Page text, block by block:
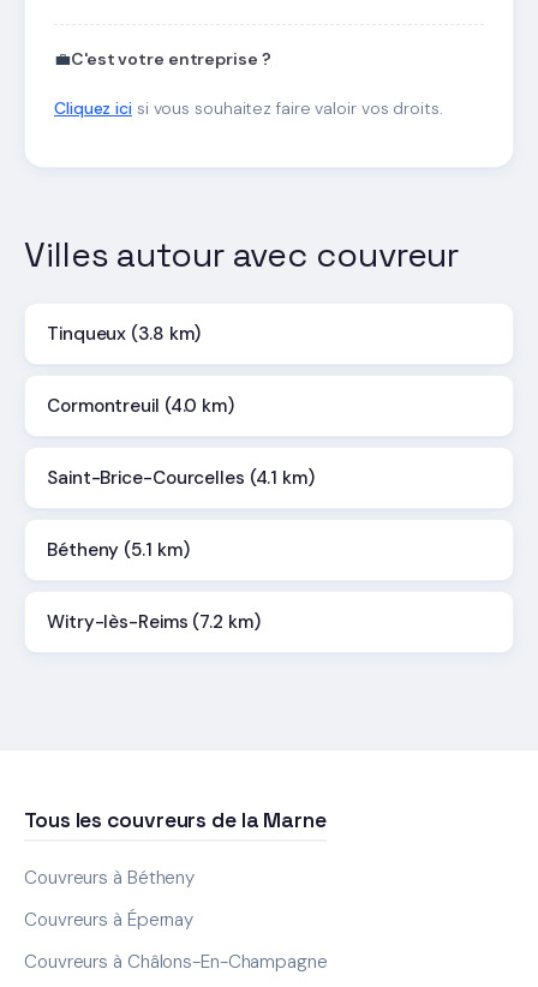
💼C'est votre entreprise ?
Cliquez icisi vous souhaitez faire valoir vos droits.
Villes autour avec couvreur
Tinqueux (3.8 km)
Cormontreuil (4.0 km)
Saint-Brice-Courcelles (4.1 km)
Bétheny (5.1 km)
Witry-lès-Reims (7.2 km)
Tous les couvreurs de la Marne
Couvreurs à Bétheny
Couvreurs à Épernay
Couvreurs à Châlons-En-Champagne